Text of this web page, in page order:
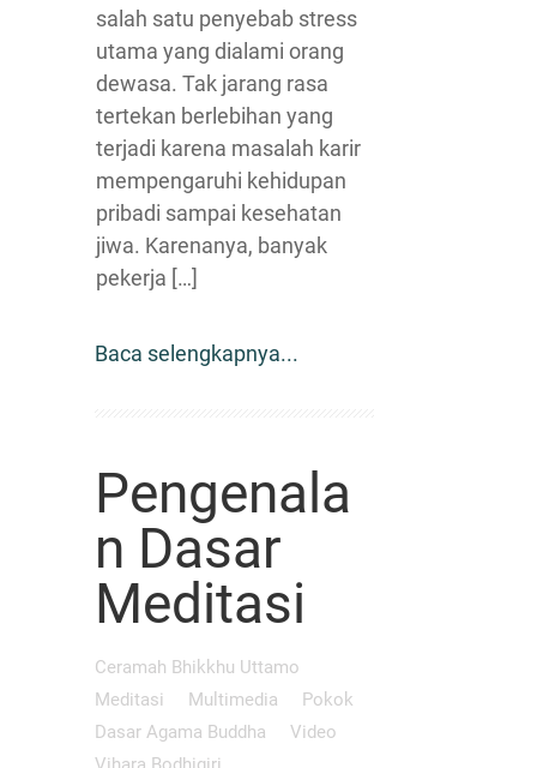
salah satu penyebab stress
utama yang dialami orang
dewasa. Tak jarang rasa
tertekan berlebihan yang
terjadi karena masalah karir
mempengaruhi kehidupan
pribadi sampai kesehatan
jiwa. Karenanya, banyak
pekerja […]
Baca selengkapnya...
Pengenala
n Dasar
Meditasi
Ceramah Bhikkhu Uttamo
Meditasi
Multimedia
Pokok
Dasar Agama Buddha
Video